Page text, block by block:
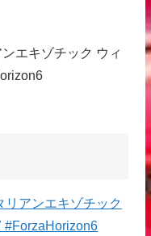
エキゾチック ウィ
リアンエキゾチック
#ForzaHorizon6